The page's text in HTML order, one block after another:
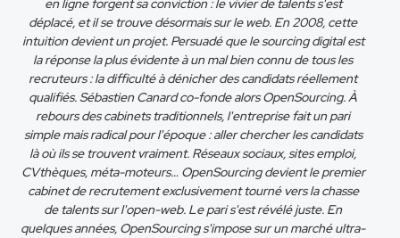
en ligne forgent sa conviction : le vivier de talents s'est
déplacé, et il se trouve désormais sur le web. En 2008, cette
intuition devient un projet. Persuadé que le sourcing digital est
la réponse la plus évidente à un mal bien connu de tous les
recruteurs : la difficulté à dénicher des candidats réellement
qualifiés. Sébastien Canard co-fonde alors OpenSourcing. À
rebours des cabinets traditionnels, l'entreprise fait un pari
simple mais radical pour l'époque : aller chercher les candidats
là où ils se trouvent vraiment. Réseaux sociaux, sites emploi,
CVthèques, méta-moteurs… OpenSourcing devient le premier
cabinet de recrutement exclusivement tourné vers la chasse
de talents sur l'open-web. Le pari s'est révélé juste. En
quelques années, OpenSourcing s'impose sur un marché ultra-